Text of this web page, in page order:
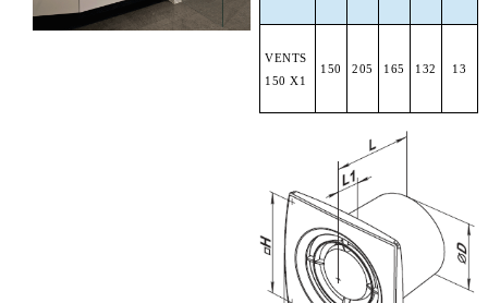
VENTS
150X1
150 205 165 132 13